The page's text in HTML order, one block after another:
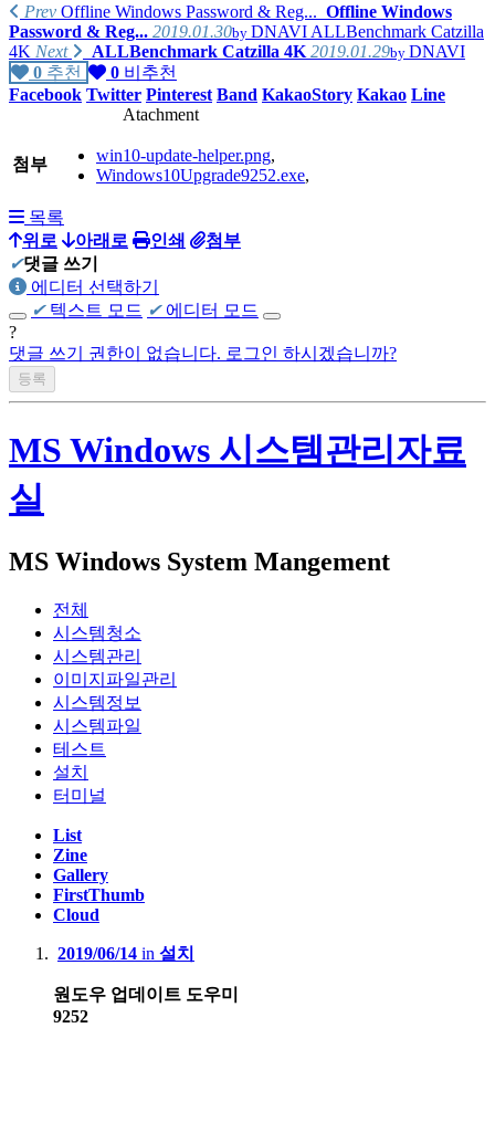
Prev Offline Windows Password & Reg... Offline Windows
Password & Reg... 2019.01.30by DNAVI ALLBenchmark Catzilla
4K Next ALLBenchmark Catzilla 4K 2019.01.29by DNAVI
0 추천 0 비추천
Facebook Twitter Pinterest Band KakaoStory Kakao Line
Atachment
첨부 win10-update-helper.png,
Windows10Upgrade9252.exe,
목록
위로
아래로 인쇄
첨부
✔댓글 쓰기
에디터 선택하기
✔ 텍스트 모드 ✔ 에디터 모드
?
댓글 쓰기 권한이 없습니다. 로그인 하시겠습니까?
MS Windows 시스템관리자료
실
MS Windows System Mangement
전체
시스템청소
시스템관리
이미지파일관리
시스템정보
시스템파일
테스트
설치
터미널
List
Zine
Gallery
FirstThumb
Cloud
2019/06/14 in 설치
원도우 업데이트 도우미
9252